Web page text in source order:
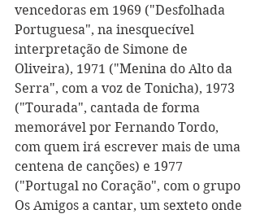
vencedoras em 1969 ("Desfolhada
Portuguesa", na inesquecível
interpretação de Simone de
Oliveira), 1971 ("Menina do Alto da
Serra", com a voz de Tonicha), 1973
("Tourada", cantada de forma
memorável por Fernando Tordo,
com quem irá escrever mais de uma
centena de canções) e 1977
("Portugal no Coração", com o grupo
Os Amigos a cantar, um sexteto onde